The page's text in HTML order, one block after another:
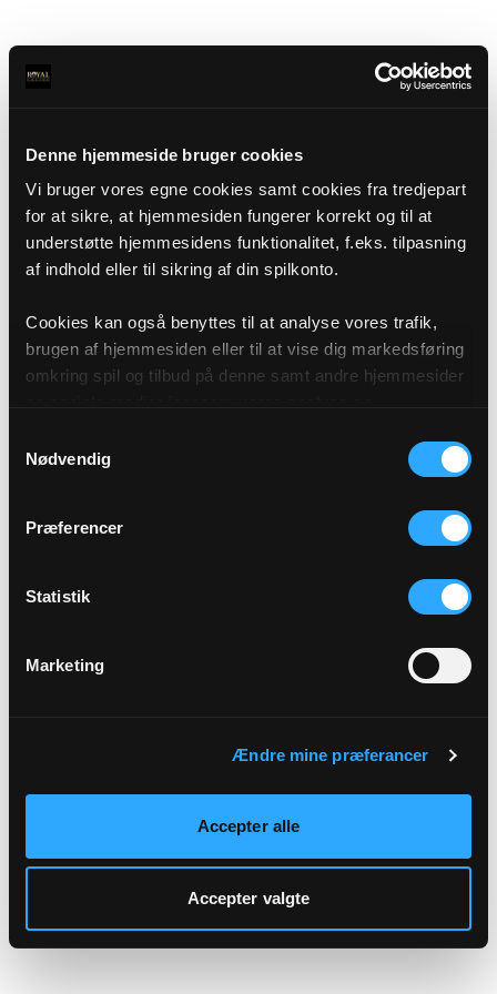
Denne hjemmeside bruger cookies
Vi bruger vores egne cookies samt cookies fra tredjepart
for at sikre, at hjemmesiden fungerer korrekt og til at
understøtte hjemmesidens funktionalitet, f.eks. tilpasning
af indhold eller til sikring af din spilkonto.
Cookies kan også benyttes til at analyse vores trafik,
brugen af hjemmesiden eller til at vise dig markedsføring
omkring spil og tilbud på denne samt andre hjemmesider
af cookies under "Detaljer" eller ved at klikke videre til
vores Cookiepolitik, som du finder i bunden af vores
Nødvendig
Præferencer
Statistik
Marketing
Ændre mine præferancer
Accepter alle
Accepter valgte